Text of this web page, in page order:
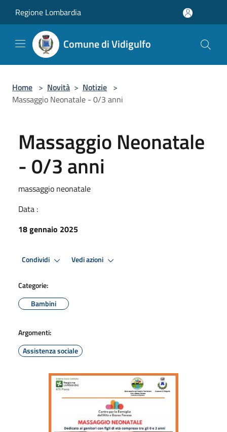
Regione Lombardia
Comune di Vidigulfo
Home > Novità > Notizie >
Massaggio Neonatale - 0/3 anni
Massaggio Neonatale
- 0/3 anni
massaggio neonatale
Data :
18 gennaio 2025
Condividi Vedi azioni
Categorie:
Bambini
Argomenti:
Assistenza sociale